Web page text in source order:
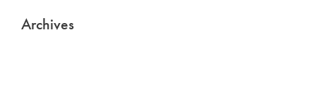
Archives